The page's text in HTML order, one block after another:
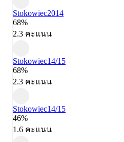
Stokowiec2014
68%
2.3 คะแนน
Stokowiec14/15
68%
2.3 คะแนน
Stokowiec14/15
46%
1.6 คะแนน